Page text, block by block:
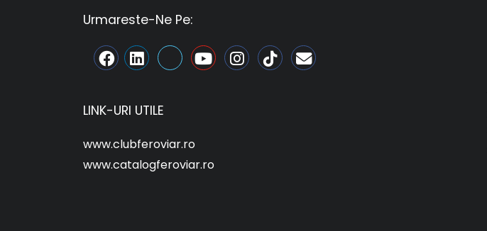
Urmareste-Ne Pe:
LINK-URI UTILE
www.clubferoviar.ro
www.catalogferoviar.ro